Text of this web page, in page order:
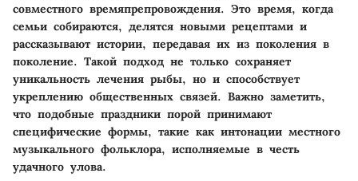
совместного времяпрепровождения. Это время, когда
семьи собираются, делятся новыми рецептами и
рассказывают истории, передавая их из поколения в
поколение. Такой подход не только сохраняет
уникальность лечения рыбы, но и способствует
укреплению общественных связей. Важно заметить,
что подобные праздники порой принимают
специфические формы, такие как интонации местного
музыкального фольклора, исполняемые в честь
удачного улова.